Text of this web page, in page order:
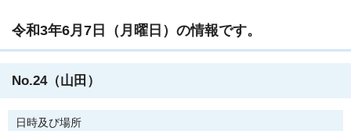
令和3年6月7日（月曜日）の情報です。
No.24（山田）
日時及び場所